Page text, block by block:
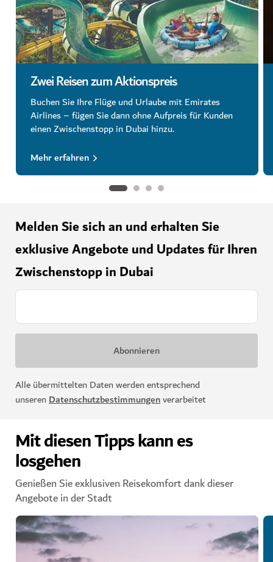
Zwei Reisen zum Aktionspreis
Buchen Sie Ihre Flüge und Urlaube mit Emirates
Airlines – fügen Sie dann ohne Aufpreis für Kunden
einen Zwischenstopp in Dubai hinzu.
Mehr erfahren
Melden Sie sich an und erhalten Sie
exklusive Angebote und Updates für Ihren
Zwischenstopp in Dubai
Alle übermittelten Daten werden entsprechend
unserenDatenschutzbestimmungenverarbeitet
Mit diesen Tipps kann es
losgehen
Genießen Sie exklusiven Reisekomfort dank dieser
Angebote in der Stadt